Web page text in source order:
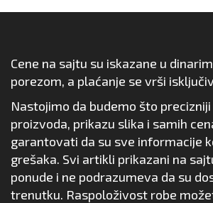
Cene na sajtu su iskazane u
porezom, a plaćanje se vrši
Nastojimo da budemo što precizniji
proizvoda, prikazu slika i samih
garantovati da su sve informacije
grešaka. Svi artikli prikazani na
ponude i ne podrazumeva da su
trenutku. Raspoloživost robe